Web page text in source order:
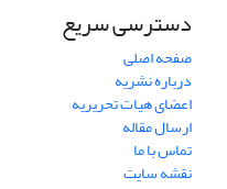
دسترسی سریع
صفحه اصلی
درباره نشریه
اعضای هیات تحریریه
ارسال مقاله
تماس با ما
نقشه سایت